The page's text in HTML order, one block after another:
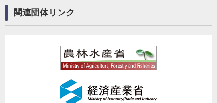
関連団体リンク